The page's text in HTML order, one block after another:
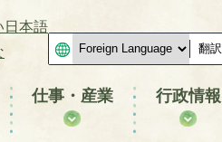
日本語
翻訳
仕事・産業 行政情報